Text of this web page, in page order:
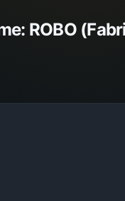
ROBO